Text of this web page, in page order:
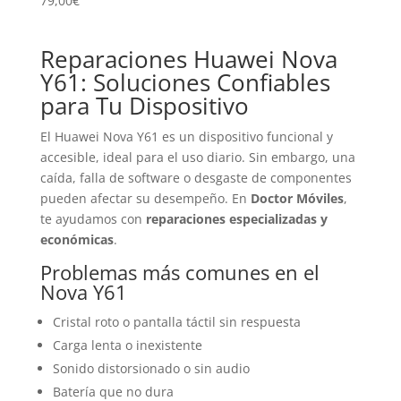
Reparaciones Huawei Nova
Y61: Soluciones Confiables
para Tu Dispositivo
El Huawei Nova Y61 es un dispositivo funcional y
accesible, ideal para el uso diario. Sin embargo, una
caída, falla de software o desgaste de componentes
pueden afectar su desempeño. En Doctor Móviles,
te ayudamos con reparaciones especializadas y
económicas.
Problemas más comunes en el
Nova Y61
Cristal roto o pantalla táctil sin respuesta
Carga lenta o inexistente
Sonido distorsionado o sin audio
Batería que no dura